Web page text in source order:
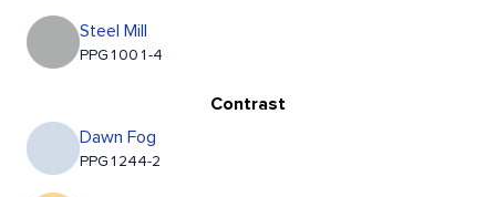
Steel Mill
PPG1001-4
Contrast
Dawn Fog
PPG1244-2